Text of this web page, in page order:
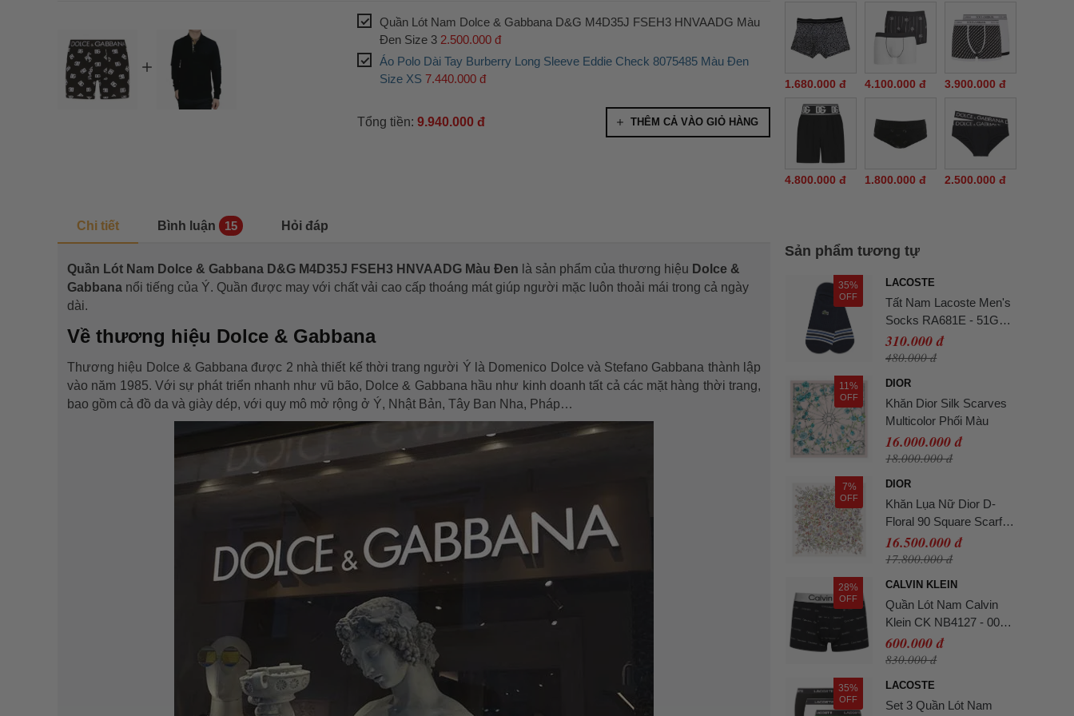
Quần Lót Nam Dolce & Gabbana D&G M4D35J FSEH3 HNVAADG Màu
Đen Size 3 2.500.000 đ
Áo Polo Dài Tay Burberry Long Sleeve Eddie Check 8075485 Màu Đen
Size XS 7.440.000 đ
Tổng tiền: 9.940.000 đ THÊM CẢ VÀO GIỎ HÀNG
1.680.000 đ 4.100.000 đ 3.900.000 đ
4.800.000 đ 1.800.000 đ 2.500.000 đ
Chi tiết Bình luận 15 Hỏi đáp
Quần Lót Nam Dolce & Gabbana D&G M4D35J FSEH3 HNVAADG Màu Đen là sản phẩm của thương hiệu Dolce &
Gabbana nổi tiếng của Ý. Quần được may với chất vải cao cấp thoáng mát giúp người mặc luôn thoải mái trong cả ngày
dài.
Về thương hiệu Dolce & Gabbana
Thương hiệu Dolce & Gabbana được 2 nhà thiết kế thời trang người Ý là Domenico Dolce và Stefano Gabbana thành lập
vào năm 1985. Với sự phát triển nhanh như vũ bão, Dolce & Gabbana hầu như kinh doanh tất cả các mặt hàng thời trang,
bao gồm cả đồ da và giày dép, với quy mô mở rộng ở Ý, Nhật Bản, Tây Ban Nha, Pháp…
Sản phẩm tương tự
35%
OFF
LACOSTE
Tất Nam Lacoste Men's
Socks RA681E - 51G
Màu Xanh Navy
310.000 đ
480.000 đ
11%
OFF
DIOR
Khăn Dior Silk Scarves
Multicolor Phối Màu
16.000.000 đ
18.000.000 đ
7%
OFF
DIOR
Khăn Lụa Nữ Dior D-
Floral 90 Square Scarf
Silk Twill Màu Trắng Họa
Tiết
16.500.000 đ
17.800.000 đ
28%
OFF
CALVIN KLEIN
Quần Lót Nam Calvin
Klein CK NB4127 - 003
Màu Đen Size L
600.000 đ
830.000 đ
35%
OFF
LACOSTE
Set 3 Quần Lót Nam